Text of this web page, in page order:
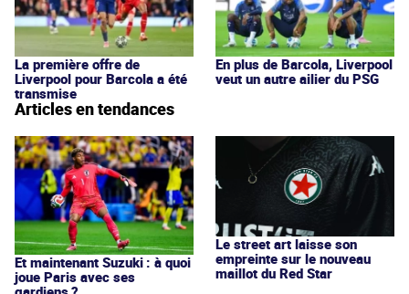
La première offre de
Liverpool pour Barcola a été
transmise
En plus de Barcola, Liverpool
veut un autre ailier du PSG
Articles en tendances
Et maintenant Suzuki : à quoi
joue Paris avec ses
Le street art laisse son
empreinte sur le nouveau
maillot du Red Star